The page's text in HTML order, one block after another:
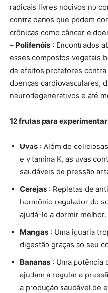
radicais livres nocivos no
contra danos que podem
crônicas como câncer e
– Polifenóis : Encontrados
esses compostos vegetais
de efeitos protetores
doenças cardiovasculares,
neurodegenerativos e até
12 frutas para
Uvas : Além de
e vitamina K, as uvas
saudáveis de pressão
Cerejas : Repletas de
hormônio regulador do
ajudá-lo a dormir melhor.
Mangas : Uma iguaria
digestão graças ao seu
Bananas : Uma potência
ajudam a regular a
a produção saudável de